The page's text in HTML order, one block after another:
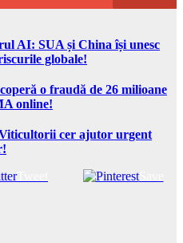
AI: SUA și China își unesc
globale!
o fraudă de 26 milioane
online!
cer ajutor urgent
Tweet Save